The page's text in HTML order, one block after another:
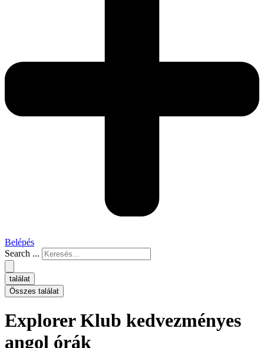
Belépés
Search ...
találat
Összes találat
Explorer Klub kedvezményes
angol órák